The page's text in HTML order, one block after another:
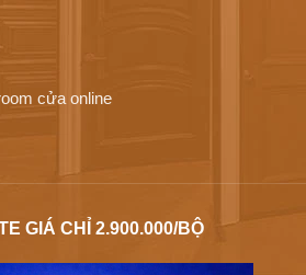
cửa online
GIÁ CHỈ 2.900.000/BỘ